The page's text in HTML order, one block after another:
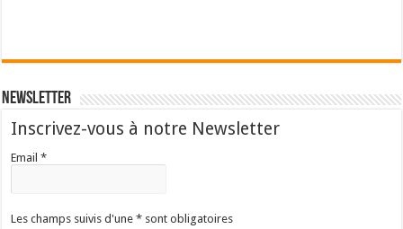
Newsletter
Inscrivez-vous à notre Newsletter
Email *
Les champs suivis d'une * sont obligatoires